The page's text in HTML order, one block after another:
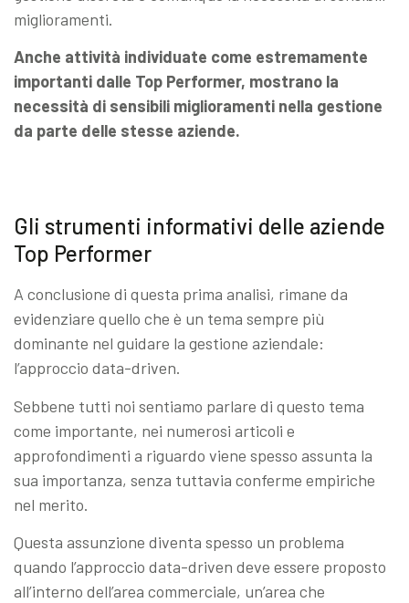
miglioramenti.
Anche attività individuate come estremamente
importanti dalle Top Performer, mostrano la
necessità di sensibili miglioramenti nella gestione
da parte delle stesse aziende.
Gli strumenti informativi delle aziende
Top Performer
A conclusione di questa prima analisi, rimane da
evidenziare quello che è un tema sempre più
dominante nel guidare la gestione aziendale:
l’approccio data-driven.
Sebbene tutti noi sentiamo parlare di questo tema
come importante, nei numerosi articoli e
approfondimenti a riguardo viene spesso assunta la
sua importanza, senza tuttavia conferme empiriche
nel merito.
Questa assunzione diventa spesso un problema
quando l’approccio data-driven deve essere proposto
all’interno dell’area commerciale, un’area che